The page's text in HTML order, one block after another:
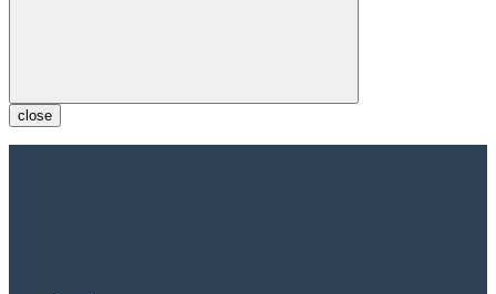
close